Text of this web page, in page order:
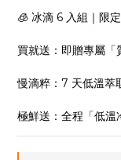
🧊 冰滴 6 入組｜限
買就送：即贈專屬「
慢滴粹：7 天低溫萃
極鮮送：全程「低溫